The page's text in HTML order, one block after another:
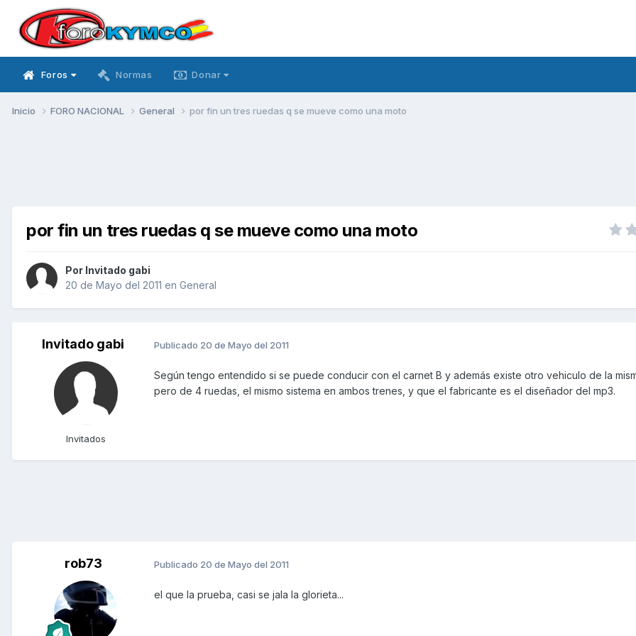
Foros Normas Donar
Inicio FORO NACIONAL General por fin un tres ruedas q se mueve como una moto
por fin un tres ruedas q se mueve como una moto
Por Invitado gabi
20 de Mayo del 2011 en General
Invitado gabi
Invitados
Publicado 20 de Mayo del 2011
Según tengo entendido si se puede conducir con el carnet B y además existe otro vehiculo de la
pero de 4 ruedas, el mismo sistema en ambos trenes, y que el fabricante es el diseñador del mp3.
rob73 Publicado 20 de Mayo del 2011
el que la prueba, casi se jala la glorieta...